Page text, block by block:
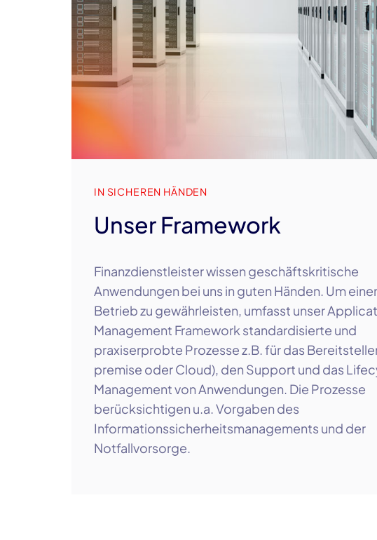
IN SICHEREN HÄNDEN
Unser Framework
Finanzdienstleister wissen geschäftskritische
Anwendungen bei uns in guten Händen. Um
Betrieb zu gewährleisten, umfasst unser
Management Framework standardisierte und
praxiserprobte Prozesse z.B. für das
premise oder Cloud), den Support und das
Management von Anwendungen. Die Prozesse
berücksichtigen u.a. Vorgaben des
Informationssicherheitsmanagements und der
Notfallvorsorge.